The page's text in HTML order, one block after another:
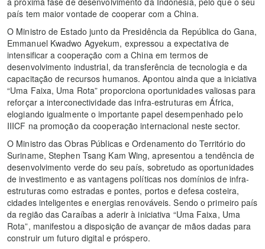
país tem maior vontade de cooperar com a China.
O Ministro de Estado junto da Presidência da República do Gana,
Emmanuel Kwadwo Agyekum, expressou a expectativa de
intensificar a cooperação com a China em termos de
desenvolvimento industrial, da transferência de tecnologia e da
capacitação de recursos humanos. Apontou ainda que a iniciativa
“Uma Faixa, Uma Rota” proporciona oportunidades valiosas para
reforçar a interconectividade das infra-estruturas em África,
elogiando igualmente o importante papel desempenhado pelo
IIICF na promoção da cooperação internacional neste sector.
O Ministro das Obras Públicas e Ordenamento do Território do
Suriname, Stephen Tsang Kam Wing, apresentou a tendência de
desenvolvimento verde do seu país, sobretudo as oportunidades
de investimento e as vantagens políticas nos domínios de infra-
estruturas como estradas e pontes, portos e defesa costeira,
cidades inteligentes e energias renováveis. Sendo o primeiro país
da região das Caraíbas a aderir à iniciativa “Uma Faixa, Uma
Rota”, manifestou a disposição de avançar de mãos dadas para
construir um futuro digital e próspero.